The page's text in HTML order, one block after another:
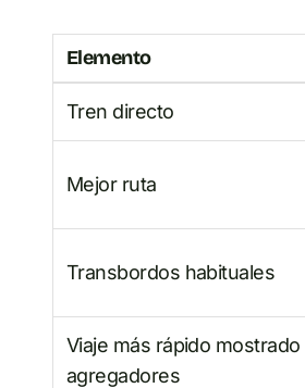
Elemento
Tren directo
Mejor ruta
Transbordos habituales
Viaje más rápido
agregadores